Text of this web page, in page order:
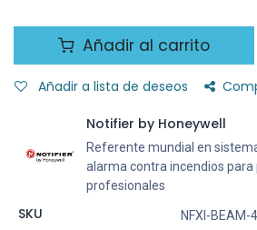
Añadir al carrito
Añadir a lista de deseos
Notifier by Honeywell
Referente mundial en
alarma contra incendios para
profesionales
SKU NFXI-BEAM-